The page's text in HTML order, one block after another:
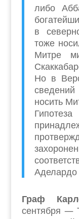
либо
в
тоже
Митре
Но в
носить
Аделардо
Граф
сентября —